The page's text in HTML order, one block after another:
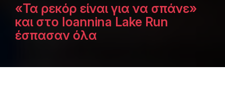
«Τα ρεκόρ είναι για να σπάνε»
και στο Ioannina Lake Run
έσπασαν όλα